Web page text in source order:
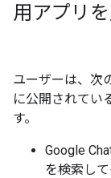
用アプリ
ユーザーは、次
に公開されてい
す。
Google
を検索して